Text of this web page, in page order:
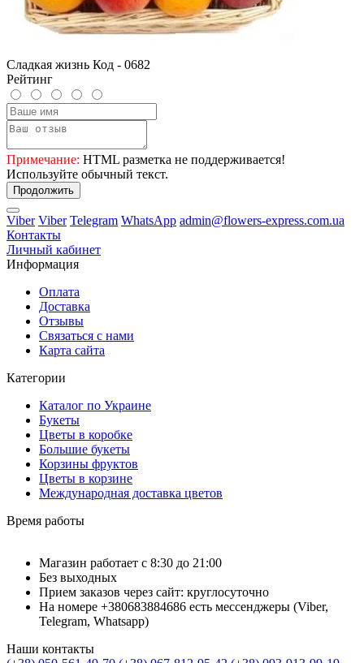
Сладкая жизнь Код - 0682
Рейтинг
Примечание: HTML разметка не поддерживается!
Используйте обычный текст.
Продолжить
Viber Viber Telegram WhatsApp admin@flowers-express.com.ua
Контакты
Личный кабинет
Информация
Оплата
Доставка
Отзывы
Связаться с нами
Карта сайта
Категории
Каталог по Украине
Букеты
Цветы в коробке
Большие букеты
Корзины фруктов
Цветы в корзине
Международная доставка цветов
Время работы
Магазин работает с 8:30 до 21:00
Без выходных
Прием заказов через сайт: круглосуточно
На номере +380683884686 есть мессенджеры (Viber,
Telegram, Whatsapp)
Наши контакты